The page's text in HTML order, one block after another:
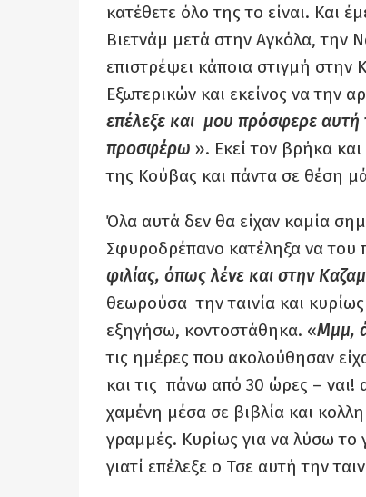
κατέθετε όλο της το είναι. Και
Βιετνάμ μετά στην Αγκόλα, την
επιστρέψει κάποια στιγμή
Εξωτερικών και εκείνος να την
επέλεξε και μου πρόσφερε αυτή
προσφέρω ». Εκεί τον βρήκα
της Κούβας και πάντα σε θέση
Όλα αυτά δεν θα είχαν καμία
Σφυροδρέπανο κατέληξα να του
φιλίας, όπως λένε και στην
θεωρούσα την ταινία και
εξηγήσω, κοντοστάθηκα. «Μμμ,
τις ημέρες που ακολούθησαν
και τις πάνω από 30 ώρες – ναι!
χαμένη μέσα σε βιβλία και
γραμμές. Κυρίως για να λύσω
γιατί επέλεξε ο Τσε αυτή την